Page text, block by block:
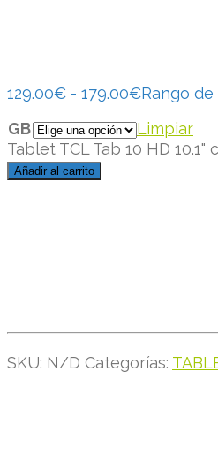
129.00€ - 179.00€Rango
GB
Limpiar
Tablet TCL Tab 10 HD 10.1"
Añadir al carrito
SKU: N/D Categorías: